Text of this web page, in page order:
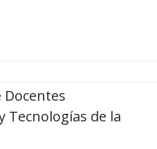
Docentes
Tecnologías de la